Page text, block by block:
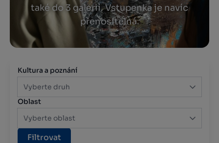
také do 3 galerií. Vstupenka je navíc
přenositelná.
Kultura a poznání
Vyberte druh
Oblast
Vyberte oblast
Filtrovat